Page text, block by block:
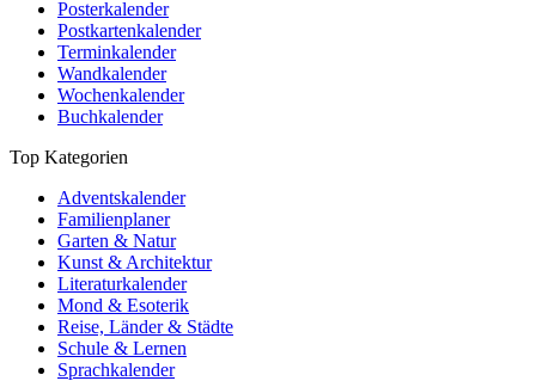
Posterkalender
Postkartenkalender
Terminkalender
Wandkalender
Wochenkalender
Buchkalender
Top Kategorien
Adventskalender
Familienplaner
Garten & Natur
Kunst & Architektur
Literaturkalender
Mond & Esoterik
Reise, Länder & Städte
Schule & Lernen
Sprachkalender